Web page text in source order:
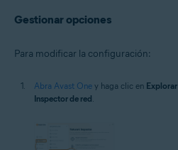
Gestionar opciones
Para modificar la configuración:
Abra Avast One y haga clic en Explorar
Inspector de red